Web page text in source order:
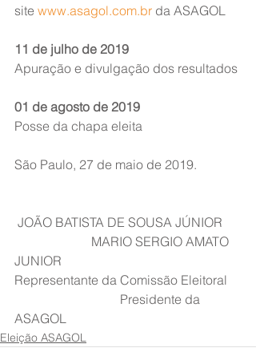
site www.asagol.com.br da ASAGOL
11 de julho de 2019
Apuração e divulgação dos resultados
01 de agosto de 2019
Posse da chapa eleita
São Paulo, 27 de maio de 2019.
                        MARIO SERGIO AMATO
JUNIOR
Representante da Comissão Eleitoral
                                 Presidente da
ASAGOL
Eleição ASAGOL